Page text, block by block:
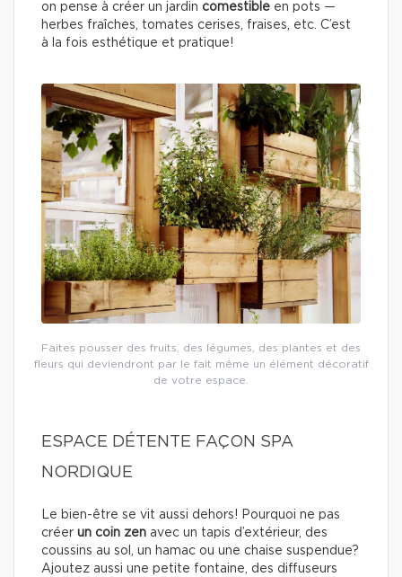
on pense à créer un jardin comestible en pots —
herbes fraîches, tomates cerises, fraises, etc. C’est
à la fois esthétique et pratique!
Faites pousser des fruits, des légumes, des plantes et des
fleurs qui deviendront par le fait même un élément décoratif
de votre espace.
ESPACE DÉTENTE FAÇON SPA
NORDIQUE
Le bien-être se vit aussi dehors! Pourquoi ne pas
créer un coin zen avec un tapis d’extérieur, des
coussins au sol, un hamac ou une chaise suspendue?
Ajoutez aussi une petite fontaine, des diffuseurs